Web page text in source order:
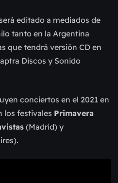
editado a mediados de
tanto en la Argentina
que tendrá versión CD en
Discos y Sonido
conciertos en el 2021 en
los festivales Primavera
(Madrid) y